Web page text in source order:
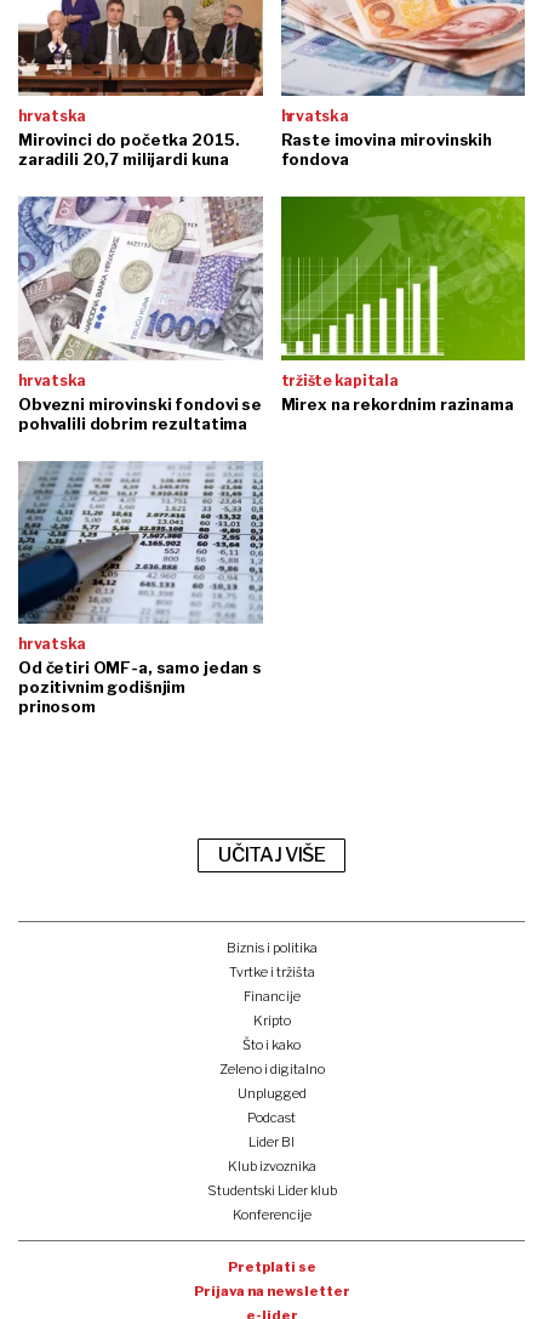
hrvatska
Mirovinci do početka 2015.
zaradili 20,7 milijardi kuna
hrvatska
Raste imovina mirovinskih
fondova
hrvatska
Obvezni mirovinski fondovi se
pohvalili dobrim rezultatima
tržište kapitala
Mirex na rekordnim razinama
hrvatska
Od četiri OMF-a, samo jedan s
pozitivnim godišnjim
prinosom
UČITAJ VIŠE
Biznis i politika
Tvrtke i tržišta
Financije
Kripto
Što i kako
Zeleno i digitalno
Unplugged
Podcast
Lider BI
Klub izvoznika
Studentski Lider klub
Konferencije
Pretplati se
Prijava na newsletter
e-lider